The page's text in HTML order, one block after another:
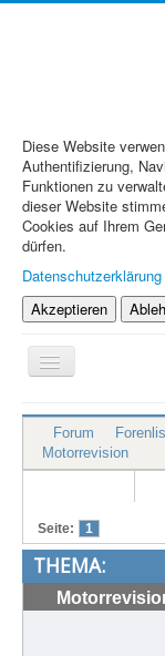
Diese Website
Authentifizierung,
Funktionen zu
dieser Website
Cookies auf Ihrem
dürfen.
Akzeptieren
Navigation
an/aus
XBR.de
Technik
Treffen & Touren
Cafe-Ecke
Suche
Forum
Motorrevision
Seite: 1
THEMA: